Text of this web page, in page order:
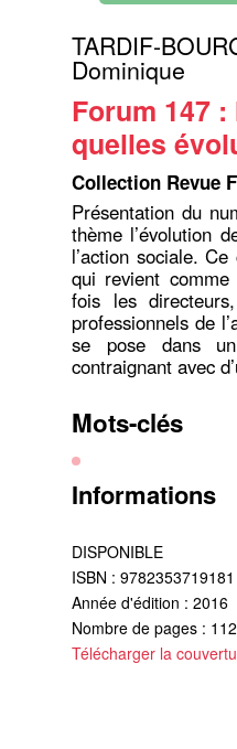
TARDIF-
Dominique
Forum 147
quelles
Collection Revue
Présentation du
thème l’évolution
l’action sociale.
qui revient
fois les
professionnels de
se pose dans
contraignant avec
Mots-clés
Informations
DISPONIBLE
ISBN : 9782353719181
Année d'édition : 2016
Nombre de pages : 112
Télécharger la